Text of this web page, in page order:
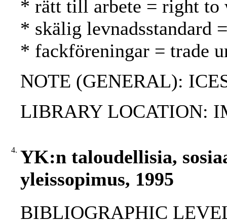
* rätt till arbete = right to
* skälig levnadsstandard
* fackföreningar = trade
NOTE (GENERAL):
LIBRARY LOCATION:
4. YK:n taloudellisia,
yleissopimus, 1995
BIBLIOGRAPHIC